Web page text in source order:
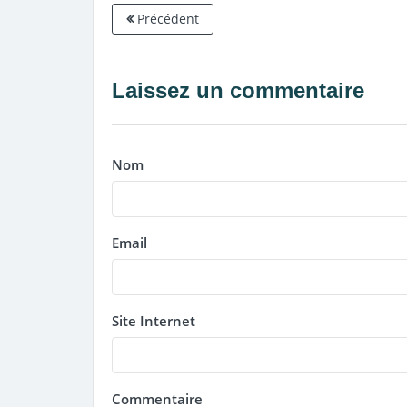
Précédent
Laissez un commentaire
Nom
Email
Site Internet
Commentaire